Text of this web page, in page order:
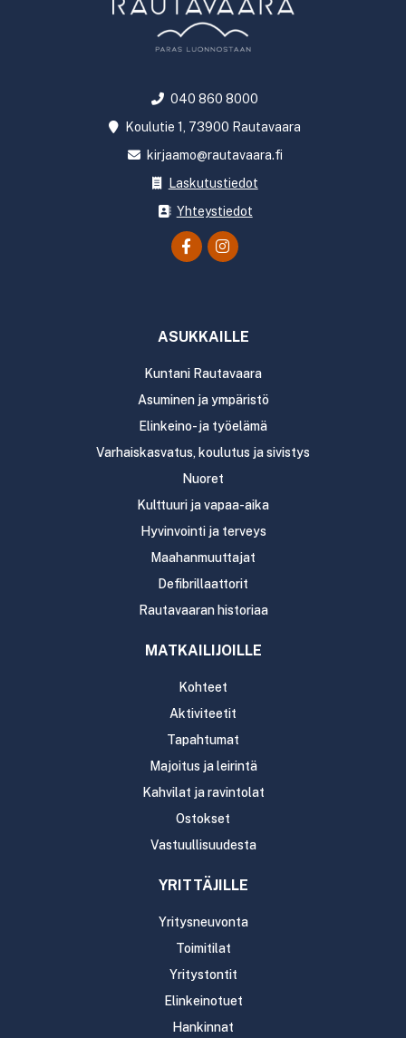
040 860 8000
Koulutie 1, 73900 Rautavaara
kirjaamo@rautavaara.fi
Laskutustiedot
Yhteystiedot
ASUKKAILLE
Kuntani Rautavaara
Asuminen ja ympäristö
Elinkeino- ja työelämä
Varhaiskasvatus, koulutus ja sivistys
Nuoret
Kulttuuri ja vapaa-aika
Hyvinvointi ja terveys
Maahanmuuttajat
Defibrillaattorit
Rautavaaran historiaa
MATKAILIJOILLE
Kohteet
Aktiviteetit
Tapahtumat
Majoitus ja leirintä
Kahvilat ja ravintolat
Ostokset
Vastuullisuudesta
YRITTÄJILLE
Yritysneuvonta
Toimitilat
Yritystontit
Elinkeinotuet
Hankinnat